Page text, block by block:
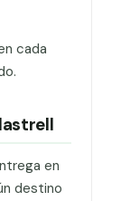
cada
en
destino